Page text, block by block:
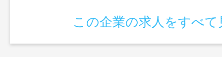
この企業の求人をすべて